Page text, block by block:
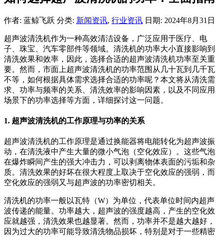
作者: 蓝鲸飞跃 分类: 新闻资讯, 行业资讯 日期: 2024年8月31日
超声波清洗机作为一种高效清洁设备，广泛应用于医疗、电
子、珠宝、汽车零部件等领域。清洗机的功率大小直接影响到
清洗效果和效率，因此，选择合适的超声波清洗机功率至关重
要。然而，市面上超声波清洗机的功率范围从几十瓦到几千瓦
不等，如何根据具体需求选择合适的功率呢？本文将从清洗需
求、功率与频率的关系、清洗效率的影响因素，以及不同应用
场景下的功率选择等方面，详细探讨这一问题。
1. 超声波清洗机的工作原理与功率的关系
超声波清洗机的工作原理是通过换能器将电能转化为超声波振
动，在清洗液中产生大量的微小气泡（空化效应）。这些气泡
在爆炸瞬间产生的强大冲击力，可以剥离物体表面的污垢和杂
质。清洗效果的好坏在很大程度上取决于空化效应的强弱，而
空化效应的强弱又与超声波的功率密切相关。
清洗机的功率一般以瓦特（W）为单位，代表单位时间内超声
波传递的能量。功率越大，超声波的强度越高，产生的空化效
应就越强，清洗效果也越显著。然而，功率并不是越大越好，
因为过大的功率可能导致清洗物品损坏，特别是对于一些精密